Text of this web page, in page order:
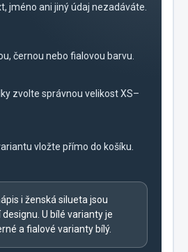
jméno ani jiný údaj nezadáváte.
černou nebo fialovou barvu.
zvolte správnou velikost XS–
vložte přímo do košíku.
i ženská silueta jsou
U bílé varianty je
a fialové varianty bílý.